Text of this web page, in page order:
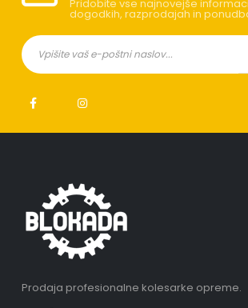
Pridobite vse najnovejše
dogodkih, razprodajah in
Prodaja profesionalne kolesarke opreme.